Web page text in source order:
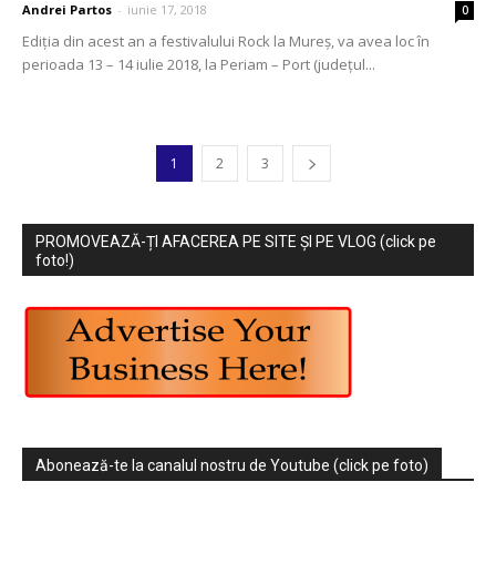
Andrei Partos - iunie 17, 2018 0
Ediția din acest an a festivalului Rock la Mureș, va avea loc în
perioada 13 – 14 iulie 2018, la Periam – Port (județul...
1 2 3
PROMOVEAZĂ-ȚI AFACEREA PE SITE ȘI PE VLOG (click pe
foto!)
Abonează-te la canalul nostru de Youtube (click pe foto)